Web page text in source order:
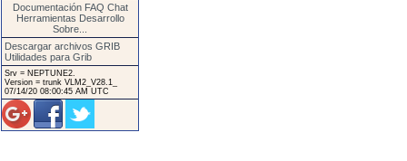
Documentación FAQ Chat
Herramientas Desarrollo
Sobre...
Descargar archivos GRIB
Utilidades para Grib
Srv = NEPTUNE2.
Version = trunk VLM2_V28.1_
07/14/20 08:00:45 AM UTC